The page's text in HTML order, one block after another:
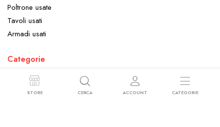
Poltrone usate
Tavoli usati
Armadi usati
Categorie
Arredamento
Elettrodomestici
STORE CERCA ACCOUNT CATEGORIE